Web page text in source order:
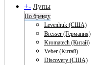
+- Лупы
По бренду
Levenhuk (США)
Bresser (Германия)
Kromatech (Китай)
Veber (Китай)
Discovery (США)